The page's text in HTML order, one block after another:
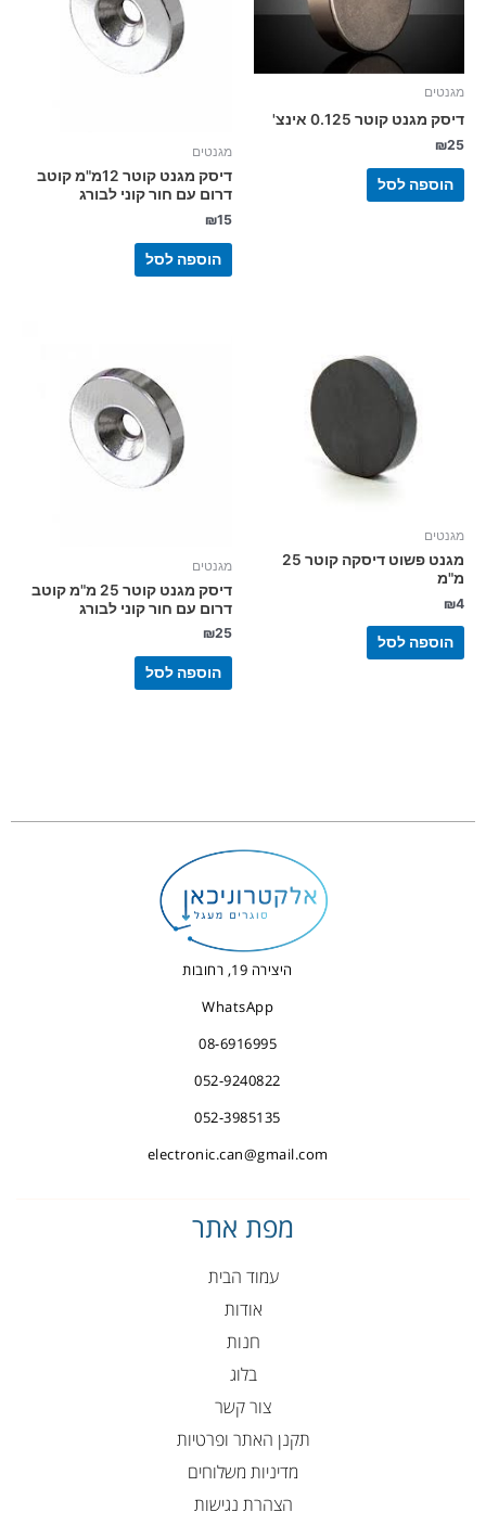
מגנטים
דיסק מגנט קוטר 0.125 אינצ'
₪25
הוספה לסל
מגנטים
דיסק מגנט קוטר 12מ"מ קוטב
דרום עם חור קוני לבורג
₪15
הוספה לסל
מגנטים
מגנט פשוט דיסקה קוטר 25
מ"מ
₪4
הוספה לסל
מגנטים
דיסק מגנט קוטר 25 מ"מ קוטב
דרום עם חור קוני לבורג
₪25
הוספה לסל
היצירה 19, רחובות
WhatsApp
08-6916995
052-9240822
052-3985135
electronic.can@gmail.com
מפת אתר
עמוד הבית
אודות
חנות
בלוג
צור קשר
תקנן האתר ופרטיות
מדיניות משלוחים
הצהרת נגישות